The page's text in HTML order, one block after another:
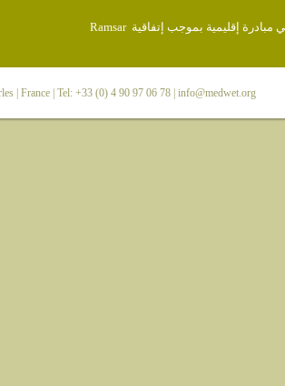
| France | Tel: +33 (0) 4 90 97 06 78 | info@medwet.org